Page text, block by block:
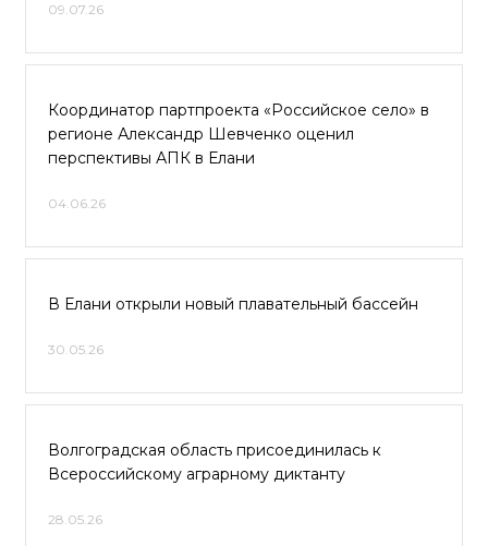
09.07.26
Координатор партпроекта «Российское село» в
регионе Александр Шевченко оценил
перспективы АПК в Елани
04.06.26
В Елани открыли новый плавательный бассейн
30.05.26
Волгоградская область присоединилась к
Всероссийскому аграрному диктанту
28.05.26